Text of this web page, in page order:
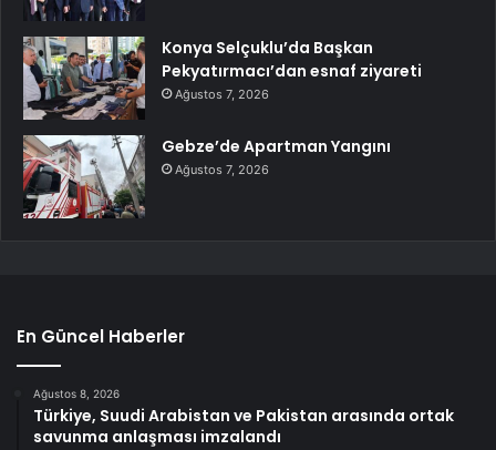
Konya Selçuklu’da Başkan
Pekyatırmacı’dan esnaf ziyareti
Ağustos 7, 2026
Gebze’de Apartman Yangını
Ağustos 7, 2026
En Güncel Haberler
Ağustos 8, 2026
Türkiye, Suudi Arabistan ve Pakistan arasında ortak
savunma anlaşması imzalandı